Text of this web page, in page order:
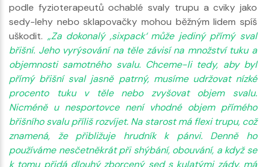
podle fyzioterapeutů ochablé svaly trupu a cviky jako
sedy-lehy nebo sklapovačky mohou běžným lidem spíš
uškodit. „Za dokonalý ‚sixpack‘ může jediný přímý sval
břišní. Jeho vyrýsování na těle závisí na množství tuku a
objemnosti samotného svalu. Chceme-li tedy, aby byl
přímý břišní sval jasně patrný, musíme udržovat nízké
procento tuku v těle nebo zvyšovat objem svalu.
Nicméně u nesportovce není vhodné objem přímého
břišního svalu příliš rozvíjet. Na starost má flexi trupu, což
znamená, že přibližuje hrudník k pánvi. Denně ho
používáme nesčetněkrát při shýbání, obouvání, a když se
k tomu přidá dlouhý zborcený sed s kulatými zády, má